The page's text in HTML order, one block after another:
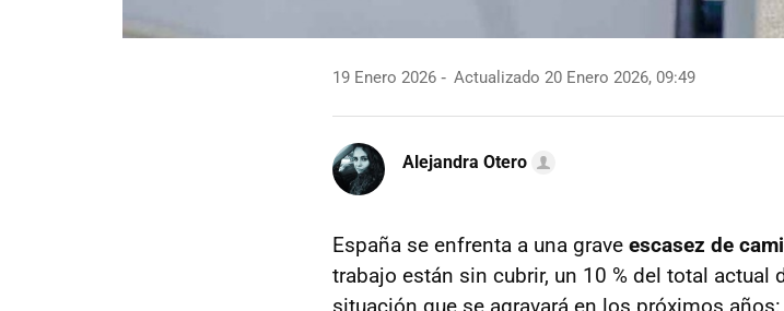
19 Enero 2026 Actualizado 20 Enero 2026, 09:49
Alejandra Otero
España se enfrenta a una grave escasez de
trabajo están sin cubrir, un 10 % del total actual
situación que se agravará en los próximos